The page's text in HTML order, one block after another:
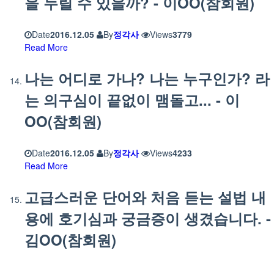
Date2016.12.05 By정각사 Views3779
Read More
나는 어디로 가나? 나는 누구인가? 라
는 의구심이 끝없이 맴돌고... - 이
OO(참회원)
Date2016.12.05 By정각사 Views4233
Read More
고급스러운 단어와 처음 듣는 설법 내
용에 호기심과 궁금증이 생겼습니다. -
김OO(참회원)